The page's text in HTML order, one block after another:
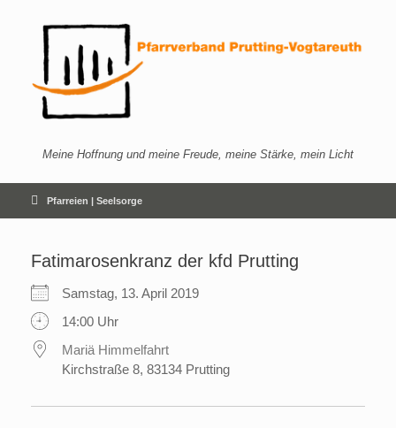
Meine Hoffnung und meine Freude, meine Stärke, mein Licht
Pfarreien | Seelsorge
Fatimarosenkranz der kfd Prutting
Samstag, 13. April 2019
14:00 Uhr
Mariä Himmelfahrt
Kirchstraße 8, 83134 Prutting